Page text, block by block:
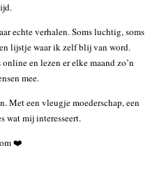
echte verhalen. Soms luchtig, soms
lijstje waar ik zelf blij van word.
en lezen er elke maand zo’n
mee.
een vleugje moederschap, een
wat mij interesseert.
❤️